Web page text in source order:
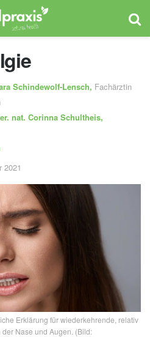
Schindewolf-Lensch, Fachärztin
nat. Corinna Schultheis,
2021
Erklärung für wiederkehrende, relativ
Nase und Augen. (Bild: